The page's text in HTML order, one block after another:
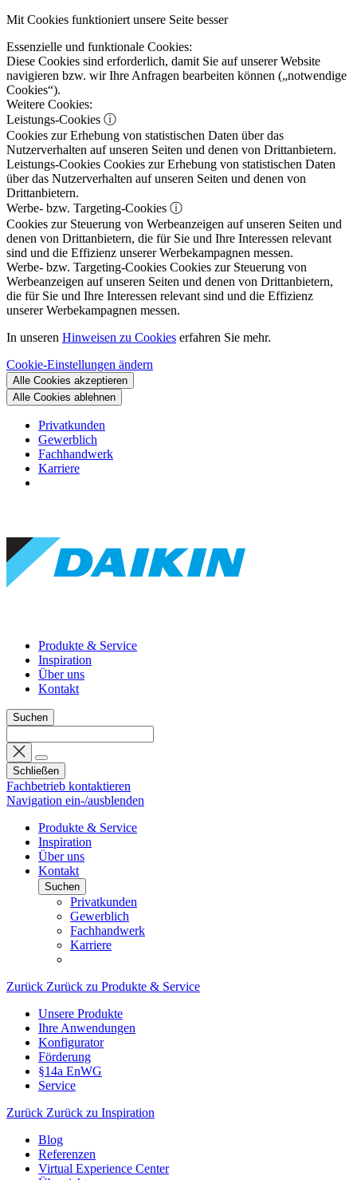
Mit Cookies funktioniert unsere Seite besser
Essenzielle und funktionale Cookies:
Diese Cookies sind erforderlich, damit Sie auf unserer Website
navigieren bzw. wir Ihre Anfragen bearbeiten können („notwendige
Cookies“).
Weitere Cookies:
Leistungs-Cookies ⓘ
Cookies zur Erhebung von statistischen Daten über das
Nutzerverhalten auf unseren Seiten und denen von Drittanbietern.
Leistungs-Cookies Cookies zur Erhebung von statistischen Daten
über das Nutzerverhalten auf unseren Seiten und denen von
Drittanbietern.
Werbe- bzw. Targeting-Cookies ⓘ
Cookies zur Steuerung von Werbeanzeigen auf unseren Seiten und
denen von Drittanbietern, die für Sie und Ihre Interessen relevant
sind und die Effizienz unserer Werbekampagnen messen.
Werbe- bzw. Targeting-Cookies Cookies zur Steuerung von
Werbeanzeigen auf unseren Seiten und denen von Drittanbietern,
die für Sie und Ihre Interessen relevant sind und die Effizienz
unserer Werbekampagnen messen.
In unseren Hinweisen zu Cookies erfahren Sie mehr.
Cookie-Einstellungen ändern
Alle Cookies akzeptieren
Alle Cookies ablehnen
Privatkunden
Gewerblich
Fachhandwerk
Karriere
Produkte & Service
Inspiration
Über uns
Kontakt
Suchen
Schließen
Fachbetrieb kontaktieren
Navigation ein-/ausblenden
Produkte & Service
Inspiration
Über uns
Kontakt
Suchen
Privatkunden
Gewerblich
Fachhandwerk
Karriere
Zurück Zurück zu Produkte & Service
Unsere Produkte
Ihre Anwendungen
Konfigurator
Förderung
§14a EnWG
Service
Zurück Zurück zu Inspiration
Blog
Referenzen
Virtual Experience Center